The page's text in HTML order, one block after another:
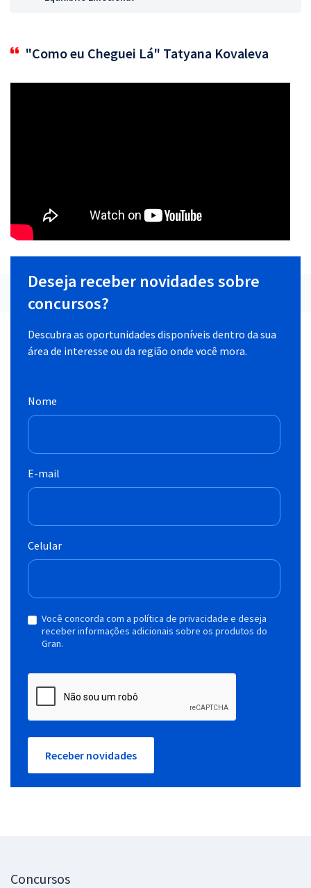
"Como eu Cheguei Lá" Tatyana Kovaleva
Deseja receber novidades sobre
concursos?
Descubra as oportunidades disponíveis dentro da sua
área de interesse ou da região onde você mora.
Nome
E-mail
Celular
Você concorda com a política de privacidade e deseja
receber informações adicionais sobre os produtos do
Gran.
Receber novidades
Concursos